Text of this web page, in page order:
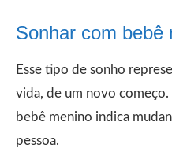
Sonhar com bebê
Esse tipo de sonho
vida, de um novo
bebê menino indica
pessoa.